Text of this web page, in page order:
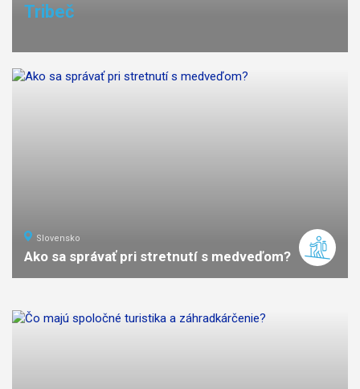
Tribeč
Slovensko
Ako sa správať pri stretnutí s medveďom?